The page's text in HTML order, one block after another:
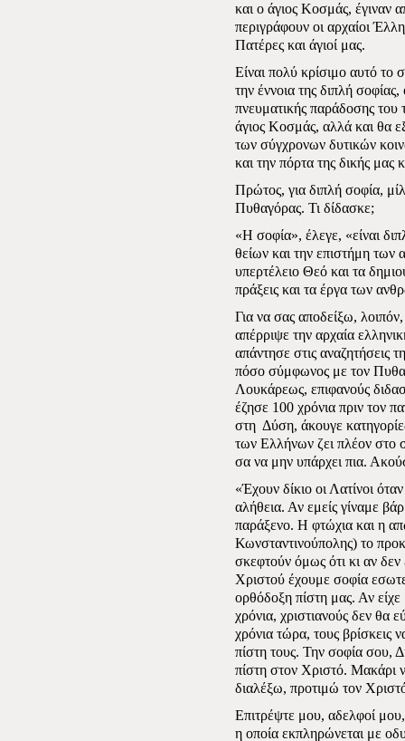
και ο άγιος Κοσμάς, έγιναν
περιγράφουν οι αρχαίοι
Πατέρες και άγιοί μας.
Είναι πολύ κρίσιμο αυτό το
την έννοια της διπλή σοφίας,
πνευματικής παράδοσης του
άγιος Κοσμάς, αλλά και θα
των σύγχρονων δυτικών
και την πόρτα της δικής μας
Πρώτος, για διπλή σοφία,
Πυθαγόρας. Τι δίδασκε;
«Η σοφία», έλεγε, «είναι
θείων και την επιστήμη
υπερτέλειο Θεό και τα
πράξεις και τα έργα των
Για να σας αποδείξω,
απέρριψε την αρχαία
απάντησε στις αναζητήσεις
πόσο σύμφωνος με τον
Λουκάρεως, επιφανούς
έζησε 100 χρόνια πριν τον
στη Δύση, άκουγε
των Ελλήνων ζει πλέον στο
σα να μην υπάρχει πια.
«Έχουν δίκιο οι Λατίνοι
αλήθεια. Αν εμείς γίναμε
παράξενο. Η φτώχια και η
Κωνσταντινούπολης) το
σκεφτούν όμως ότι κι αν
Χριστού έχουμε σοφία
ορθόδοξη πίστη μας. Αν
χρόνια, χριστιανούς δεν θα
χρόνια τώρα, τους βρίσκεις
πίστη τους. Την σοφία σου,
πίστη στον Χριστό. Μακάρι
διαλέξω, προτιμώ τον
Επιτρέψτε μου, αδελφοί
η οποία εκπληρώνεται με